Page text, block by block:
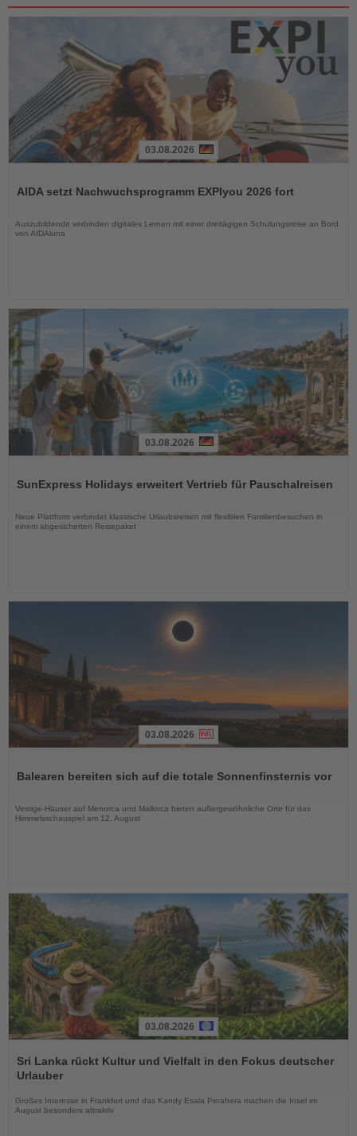
die
03.08.2026
AIDA setzt Nachwuchsprogramm EXPIyou 2026 fort
Auszubildende verbinden digitales Lernen mit einer dreitägigen Schulungsreise an Bord
von AIDAluna
die
03.08.2026
SunExpress Holidays erweitert Vertrieb für Pauschalreisen
Neue Plattform verbindet klassische Urlaubsreisen mit flexiblen Familienbesuchen in
einem abgesicherten Reisepaket
die
03.08.2026
Balearen bereiten sich auf die totale Sonnenfinsternis vor
Vestige-Häuser auf Menorca und Mallorca bieten außergewöhnliche Orte für das
Himmelsschauspiel am 12. August
Sie
die
03.08.2026
Sri Lanka rückt Kultur und Vielfalt in den Fokus deutscher
Urlauber
Großes Interesse in Frankfurt und das Kandy Esala Perahera machen die Insel im
August besonders attraktiv